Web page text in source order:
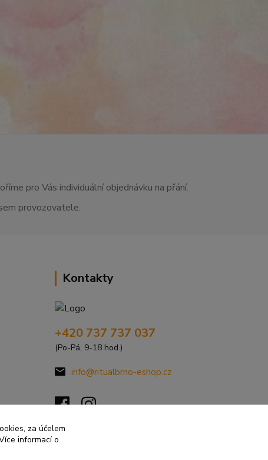
pro Vás individuální objednávku na přání.
provozovatele.
Kontakty
+420 737 737 037
(Po-Pá, 9-18 hod.)
info@ritualbrno-eshop.cz
za účelem
informací o